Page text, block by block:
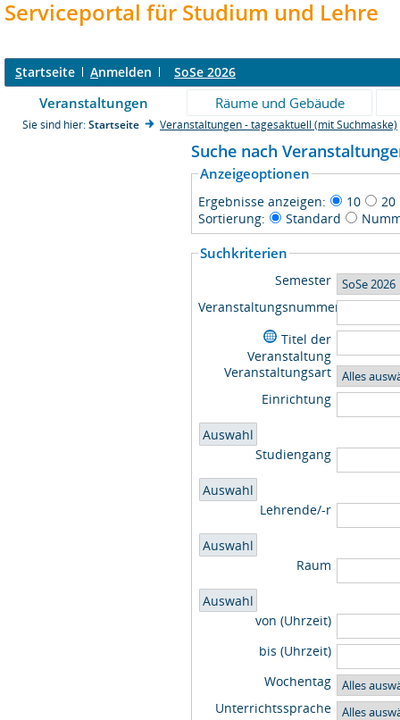
Serviceportal für Studium und Lehre
Startseite Anmelden SoSe 2026
Veranstaltungen Räume und Gebäude
Sie sind hier: Startseite Veranstaltungen - tagesaktuell (mit Suchmaske)
Suche nach
Anzeigeoptionen
Ergebnisse anzeigen: 10
20
Sortierung:
Standard
Suchkriterien
Semester
Veranstaltungsnummer
Veranstaltung
Veranstaltungsart
Einrichtung
Studiengang
Lehrende/-r
Raum
von (Uhrzeit)
bis (Uhrzeit)
Wochentag
Unterrichtssprache